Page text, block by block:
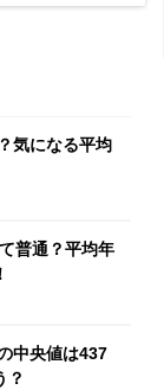
気になる平均
普通？平均年
中央値は437
？